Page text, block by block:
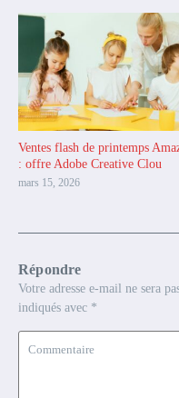
Ventes flash de printemps
: offre Adobe Creative Clou
mars 15, 2026
Répondre
Votre adresse e-mail ne sera
indiqués avec *